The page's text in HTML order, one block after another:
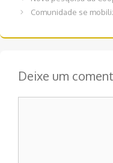
Comunidade se
Deixe um